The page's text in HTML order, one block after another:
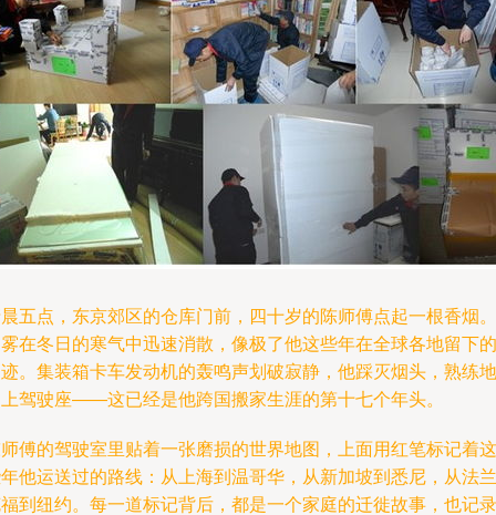
五点，东京郊区的仓库门前，四十岁的陈师傅点起一根香烟。
在冬日的寒气中迅速消散，像极了他这些年在全球各地留下的
。集装箱卡车发动机的轰鸣声划破寂静，他踩灭烟头，熟练地
驾驶座——这已经是他跨国搬家生涯的第十七个年头。
傅的驾驶室里贴着一张磨损的世界地图，上面用红笔标记着这
他运送过的路线：从上海到温哥华，从新加坡到悉尼，从法兰
到纽约。每一道标记背后，都是一个家庭的迁徙故事，也记录